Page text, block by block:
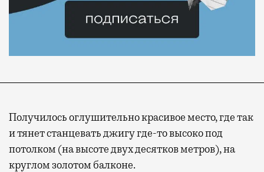
Получилось оглушительно красивое место, где так
и тянет станцевать джигу где-то высоко под
потолком (на высоте двух десятков метров), на
круглом золотом балконе.